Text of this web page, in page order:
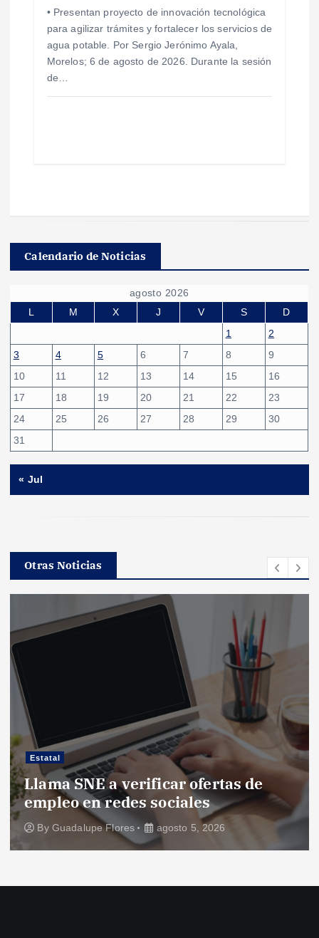
• Presentan proyecto de innovación tecnológica
para agilizar trámites y fortalecer los servicios de
agua potable. Por Sergio Jerónimo Ayala,
Morelos; 6 de agosto de 2026. Durante la sesión
de…
Calendario de Noticias
agosto 2026
L
M X J V S
D
1
2
3
4 5 6 7 8
9
10
11 12 13 14 15
16
17
18 19 20 21 22
23
24
25 26 27 28 29
30
31
« Jul
Otras Noticias
Estatal
Llama SNE a verificar ofertas de
empleo en redes sociales
By Guadalupe Flores agosto 5, 2026